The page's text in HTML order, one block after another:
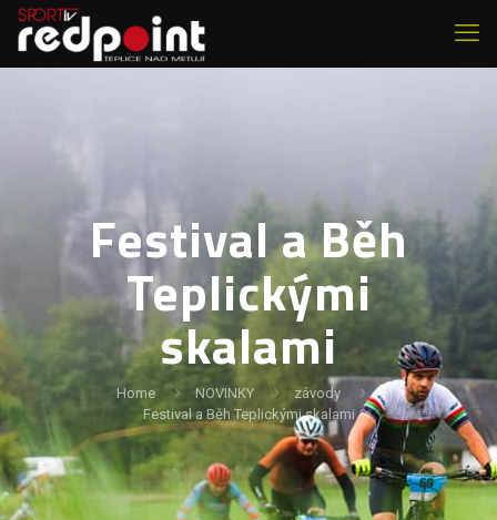
Festival a Běh
Teplickými
skalami
Home NOVINKY
závody
Festival a Běh Teplickými skalami